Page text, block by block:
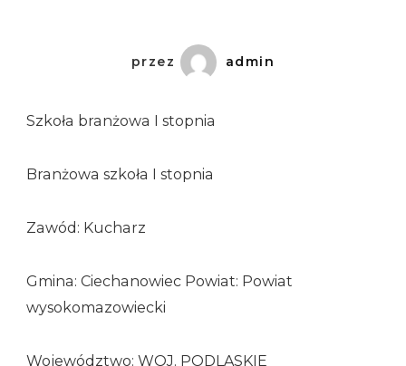
przez admin
Szkoła branżowa I stopnia
Branżowa szkoła I stopnia
Zawód: Kucharz
Gmina: Ciechanowiec Powiat: Powiat
wysokomazowiecki
Województwo: WOJ. PODLASKIE